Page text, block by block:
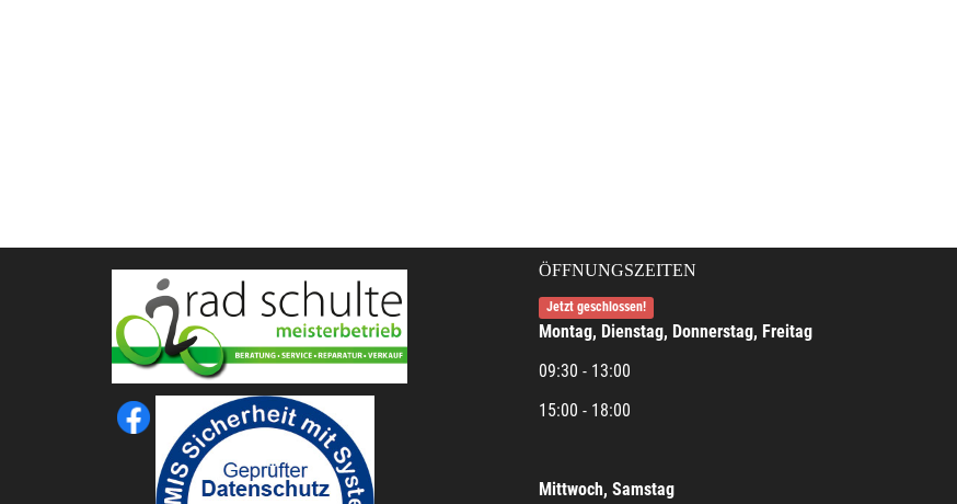
ÖFFNUNGSZEITEN
Jetzt geschlossen!
Montag, Dienstag, Donnerstag, Freitag
09:30 - 13:00
15:00 - 18:00
Mittwoch, Samstag